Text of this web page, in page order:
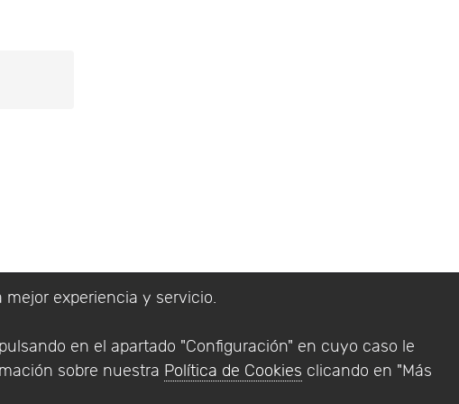
mejor experiencia y servicio.
en el apartado "Configuración" en cuyo caso le
sobre nuestra Política de Cookies clicando en "Más
2026. Addlink Software